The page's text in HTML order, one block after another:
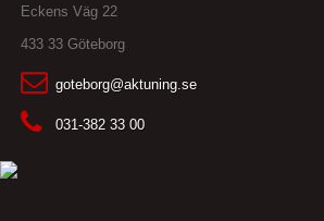
Eckens Väg 22
433 33 Göteborg
goteborg@aktuning.se
031-382 33 00